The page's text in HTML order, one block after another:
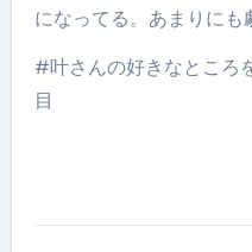
になってる。あまりにも
#叶さんの好きなところ
目